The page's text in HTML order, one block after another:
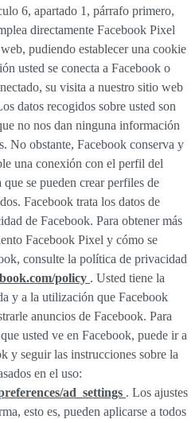
6, apartado 1, párrafo primero,
directamente Facebook Pixel
pudiendo establecer una cookie
usted se conecta a Facebook o
su visita a nuestro sitio web
datos recogidos sobre usted son
no nos dan ninguna información
No obstante, Facebook conserva y
una conexión con el perfil del
se pueden crear perfiles de
Facebook trata los datos de
de Facebook. Para obtener más
Facebook Pixel y cómo se
consulte la política de privacidad
policy . Usted tiene la
y a la utilización que Facebook
anuncios de Facebook. Para
usted ve en Facebook, puede ir a
y seguir las instrucciones sobre la
en el uso:
ad_settings . Los ajustes
esto es, pueden aplicarse a todos